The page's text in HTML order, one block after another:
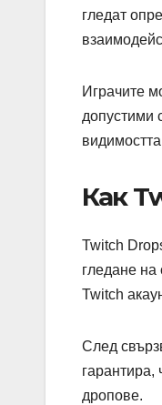
гледат
Играчите
допустими
Как
Twitch
гледане на
Twitch
След
гарантира,
дропове.